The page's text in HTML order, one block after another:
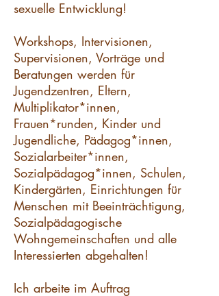
sexuelle Entwicklung!
Workshops, Intervisionen,
Supervisionen, Vorträge und
Beratungen werden für
Jugendzentren, Eltern,
Multiplikator*innen,
Frauen*runden, Kinder und
Jugendliche, Pädagog*innen,
Sozialarbeiter*innen,
Sozialpädagog*innen, Schulen,
Kindergärten, Einrichtungen für
Menschen mit Beeinträchtigung,
Sozialpädagogische
Wohngemeinschaften und alle
Interessierten abgehalten!
Ich arbeite im Auftrag